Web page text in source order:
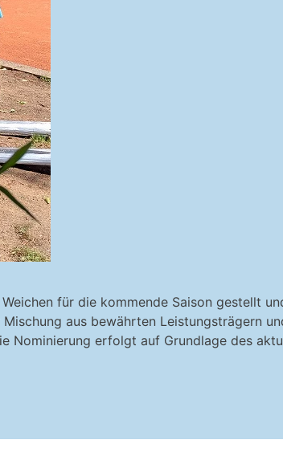
für die kommende Saison gestellt
aus bewährten Leistungsträgern
Nominierung erfolgt auf Grundlage des